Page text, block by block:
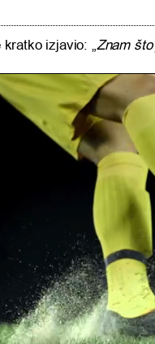
kratko izjavio: „Znam